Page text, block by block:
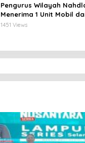
Pengurus Wilayah
Menerima 1 Unit Mobil
Bandar Lampung
1451 Views